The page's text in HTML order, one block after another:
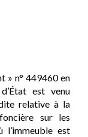
» n° 449460 en
est venu
relative à la
sur les
l’immeuble est